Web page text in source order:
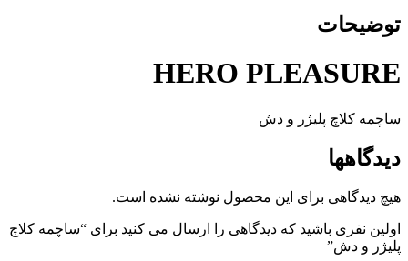
HERO
پلیژر و دش
برای این محصول نوشته نشده است.
باشید که دیدگاهی را ارسال می کنید برای “ساچمه کلاچ